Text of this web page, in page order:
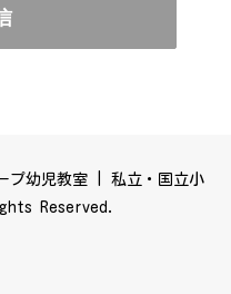
プ幼児教室 | 私立・国立小
Reserved.